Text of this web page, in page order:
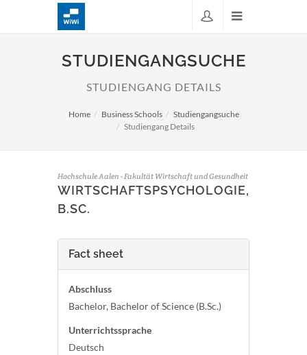
STUDIENGANGSUCHE
STUDIENGANG DETAILS
Home Business Schools
Studiengangsuche
Studiengang Details
Hochschule Aalen - Fakultät Wirtschaft und Gesundheit
WIRTSCHAFTSPSYCHOLOGIE,
B.SC.
Fact sheet
Abschluss
Bachelor, Bachelor of Science (B.Sc.)
Unterrichtssprache
Deutsch